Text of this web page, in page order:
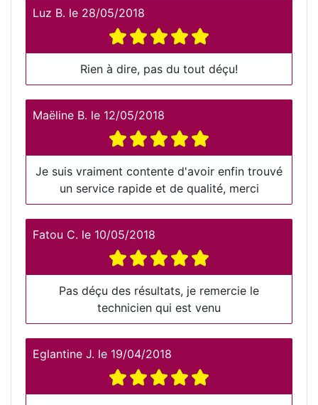
Luz B. le 28/05/2018
Rien à dire, pas du tout déçu!
Maëline B. le 12/05/2018
Je suis vraiment contente d'avoir enfin trouvé
un service rapide et de qualité, merci
Fatou C. le 10/05/2018
Pas déçu des résultats, je remercie le
technicien qui est venu
Eglantine J. le 19/04/2018